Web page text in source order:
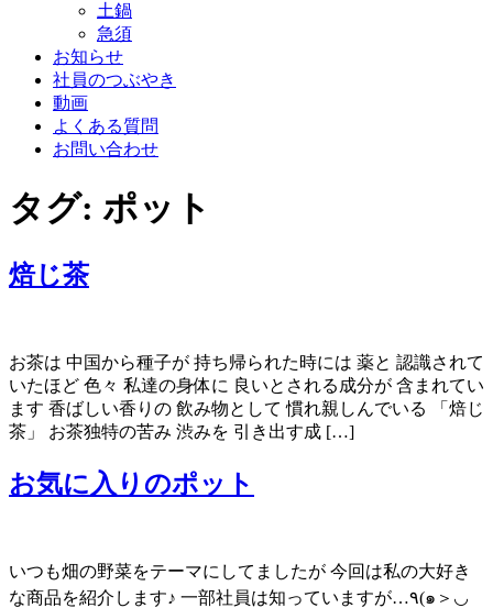
土鍋
急須
お知らせ
社員のつぶやき
動画
よくある質問
お問い合わせ
タグ: ポット
焙じ茶
お茶は 中国から種子が 持ち帰られた時には 薬と 認識されて
いたほど 色々 私達の身体に 良いとされる成分が 含まれてい
ます 香ばしい香りの 飲み物として 慣れ親しんでいる 「焙じ
茶」 お茶独特の苦み 渋みを 引き出す成 […]
お気に入りのポット
いつも畑の野菜をテーマにしてましたが 今回は私の大好き
な商品を紹介します♪ 一部社員は知っていますが…٩(๑＞◡